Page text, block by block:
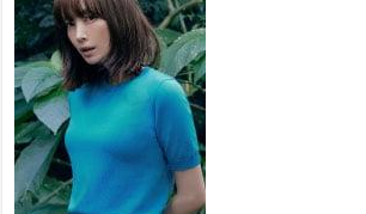
Усархаг аадар бороо орж
байгаа тул аюулгүй байдлаа
хангаж, үер усны аюулаас
сэрэмжлэхийг нийслэлийн
Онцгой байдлын газраас анхааруулж байна
2026 оны 7 сар 20 / 9 цаг 09 минут
311 алба хаагч, 119 техник хэрэгсэлтэй ажиллаж
үер усны аюул, болзошгүй эрсдэлээс сэргийлж